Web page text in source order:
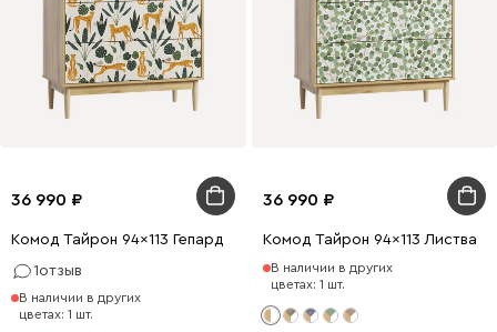
36 990
Комод Тайрон 94x113 Гепард
1отзыв
В наличии в других
цветах: 1 шт.
36 990
Комод Тайрон 94x113 Листва
В наличии в других
цветах: 1 шт.